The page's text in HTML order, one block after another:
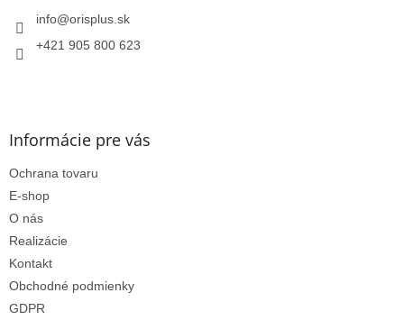
info@orisplus.sk
+421 905 800 623
Informácie pre vás
Ochrana tovaru
E-shop
O nás
Realizácie
Kontakt
Obchodné podmienky
GDPR